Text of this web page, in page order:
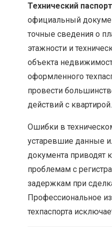
Технический
официальный
точные сведения о
этажности и
объекта
оформленного
провести
действий с квартирой.
Ошибки в
устаревшие данные
документа приводят
проблемам с
задержкам при
Профессиональное
техпаспорта